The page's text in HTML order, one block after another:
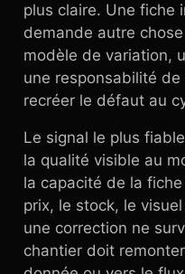
plus claire. Une fiche
demande autre
modèle de variation,
une responsabilité
recréer le défaut au
Le signal le plus
la qualité visible au
la capacité de la
prix, le stock, le
une correction ne
chantier doit